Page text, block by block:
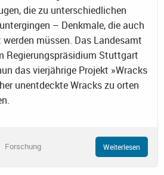
die zu unterschiedlichen
– Denkmale, die auch
müssen. Das Landesamt
Regierungspräsidium Stuttgart
das vierjährige Projekt »Wracks
unentdeckte Wracks zu orten
Forschung Weiterlesen